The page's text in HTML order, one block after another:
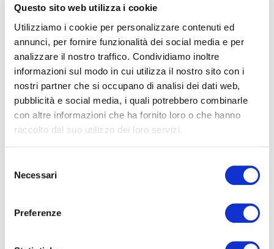
Questo sito web utilizza i cookie
Utilizziamo i cookie per personalizzare contenuti ed
annunci, per fornire funzionalità dei social media e per
analizzare il nostro traffico. Condividiamo inoltre
informazioni sul modo in cui utilizza il nostro sito con i
nostri partner che si occupano di analisi dei dati web,
pubblicità e social media, i quali potrebbero combinarle
con altre informazioni che ha fornito loro o che hanno
raccolto dal suo utilizzo dei loro servizi.
Necessari
Preferenze
Allontanamento Piccioni e
condizionatore: cosa succede
quando il lavoro non è eseguito
da professionisti
ARTICOLI IN PRIMO PIANO
Quando tornerai dalle
vacanze… chi avrà abitato la